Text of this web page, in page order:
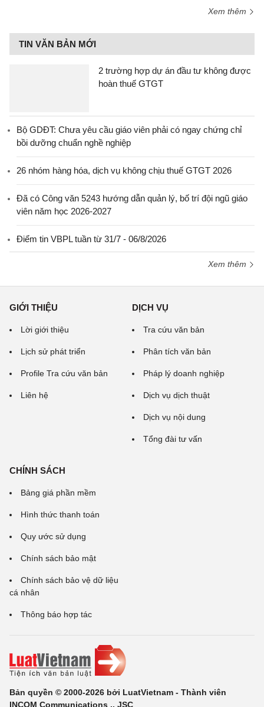
Xem thêm
TIN VĂN BẢN MỚI
2 trường hợp dự án đầu tư không được
hoàn thuế GTGT
Bộ GDĐT: Chưa yêu cầu giáo viên phải có ngay chứng chỉ
bồi dưỡng chuẩn nghề nghiệp
26 nhóm hàng hóa, dịch vụ không chịu thuế GTGT 2026
Đã có Công văn 5243 hướng dẫn quản lý, bố trí đội ngũ giáo
viên năm học 2026-2027
Điểm tin VBPL tuần từ 31/7 - 06/8/2026
Xem thêm
GIỚI THIỆU
Lời giới thiệu
Lịch sử phát triển
Profile Tra cứu văn bản
Liên hệ
DỊCH VỤ
Tra cứu văn bản
Phân tích văn bản
Pháp lý doanh nghiệp
Dịch vụ dịch thuật
Dịch vụ nội dung
Tổng đài tư vấn
CHÍNH SÁCH
Bảng giá phần mềm
Hình thức thanh toán
Quy ước sử dụng
Chính sách bảo mật
Chính sách bảo vệ dữ liệu
cá nhân
Thông báo hợp tác
Bản quyền © 2000-2026 bởi LuatVietnam - Thành viên
INCOM Communications ., JSC